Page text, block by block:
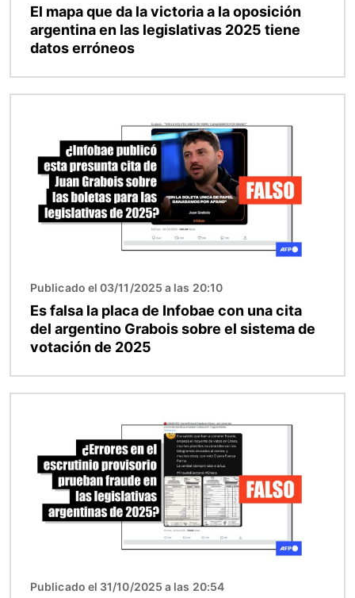
El mapa que da la victoria a la oposición
argentina en las legislativas 2025 tiene
datos erróneos
Publicado el 03/11/2025 a las 20:10
Es falsa la placa de Infobae con una cita
del argentino Grabois sobre el sistema de
votación de 2025
Publicado el 31/10/2025 a las 20:54